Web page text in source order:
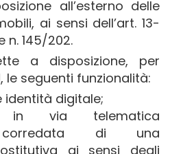
all’esterno delle
ai sensi dell’art. 13-
145/202.
a disposizione, per
le seguenti funzionalità:
digitale;
in via telematica
corredata di una
ai sensi degli